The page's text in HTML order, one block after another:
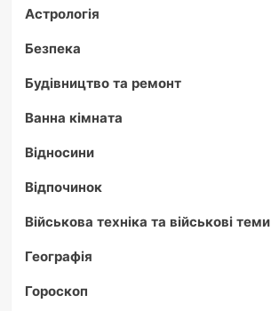
Астрологія
Безпека
Будівництво та ремонт
Ванна кімната
Відносини
Відпочинок
Військова техніка та військові теми
Географія
Гороскоп